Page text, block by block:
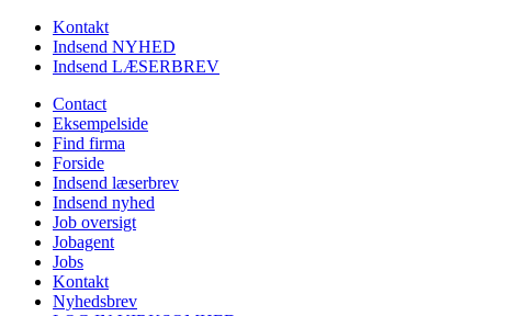
Kontakt
Indsend NYHED
Indsend LÆSERBREV
Contact
Eksempelside
Find firma
Forside
Indsend læserbrev
Indsend nyhed
Job oversigt
Jobagent
Jobs
Kontakt
Nyhedsbrev